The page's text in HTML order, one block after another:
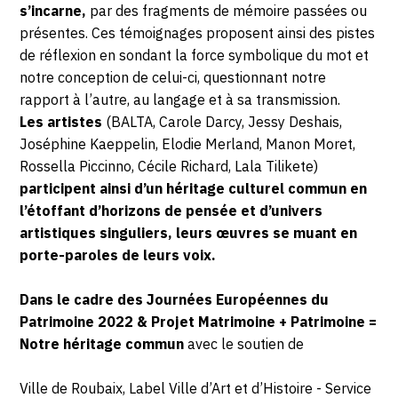
s’incarne, par des fragments de mémoire passées ou
présentes. Ces témoignages proposent ainsi des pistes
de réflexion en sondant la force symbolique du mot et
notre conception de celui-ci, questionnant notre
rapport à l’autre, au langage et à sa transmission.
Les artistes (BALTA, Carole Darcy, Jessy Deshais,
Joséphine Kaeppelin, Elodie Merland, Manon Moret,
Rossella Piccinno, Cécile Richard, Lala Tilikete)
participent ainsi d’un héritage culturel commun en
l’étoffant d’horizons de pensée et d’univers
artistiques singuliers, leurs œuvres se muant en
porte-paroles de leurs voix.
Dans le cadre des Journées Européennes du
Patrimoine 2022 & Projet Matrimoine + Patrimoine =
Notre héritage commun avec le soutien de
Ville de Roubaix, Label Ville d’Art et d’Histoire - Service